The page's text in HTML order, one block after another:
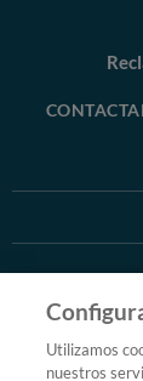
Utilizamos
nuestros